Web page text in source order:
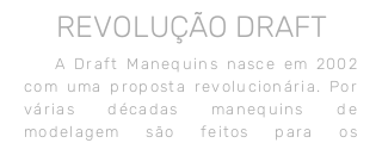
REVOLUÇÃO DRAFT
A Draft Manequins nasce em 2002
com uma proposta revolucionária. Por
várias décadas manequins de
modelagem são feitos para os